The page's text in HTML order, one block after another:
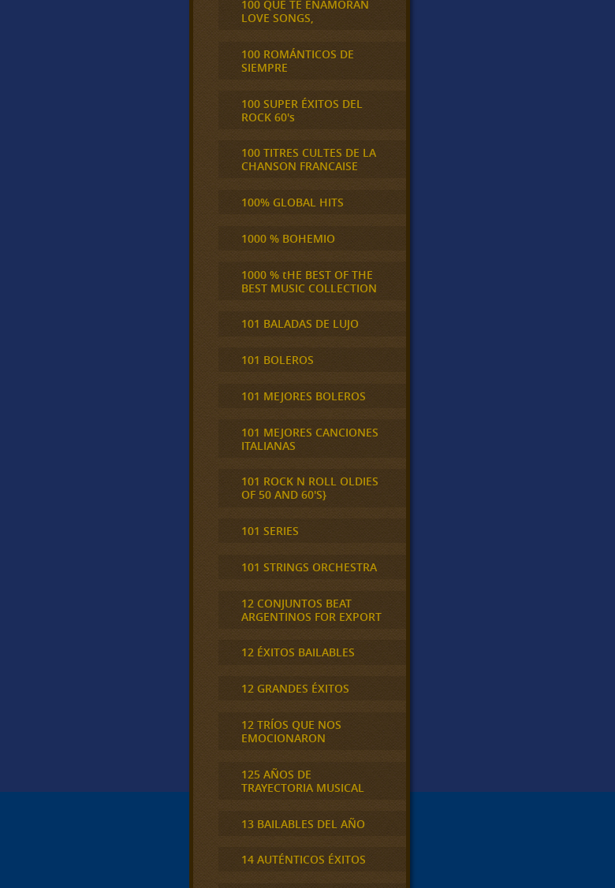
100 QUE TE ENAMORAN
LOVE SONGS,
100 ROMÁNTICOS DE
SIEMPRE
100 SUPER ÉXITOS DEL
ROCK 60's
100 TITRES CULTES DE LA
CHANSON FRANCAISE
100% GLOBAL HITS
1000 % BOHEMIO
1000 % tHE BEST OF THE
BEST MUSIC COLLECTION
101 BALADAS DE LUJO
101 BOLEROS
101 MEJORES BOLEROS
101 MEJORES CANCIONES
ITALIANAS
101 ROCK N ROLL OLDIES
OF 50 AND 60'S}
101 SERIES
101 STRINGS ORCHESTRA
12 CONJUNTOS BEAT
ARGENTINOS FOR EXPORT
12 ÉXITOS BAILABLES
12 GRANDES ÉXITOS
12 TRÍOS QUE NOS
EMOCIONARON
125 AÑOS DE
TRAYECTORIA MUSICAL
13 BAILABLES DEL AÑO
14 AUTÉNTICOS ÉXITOS